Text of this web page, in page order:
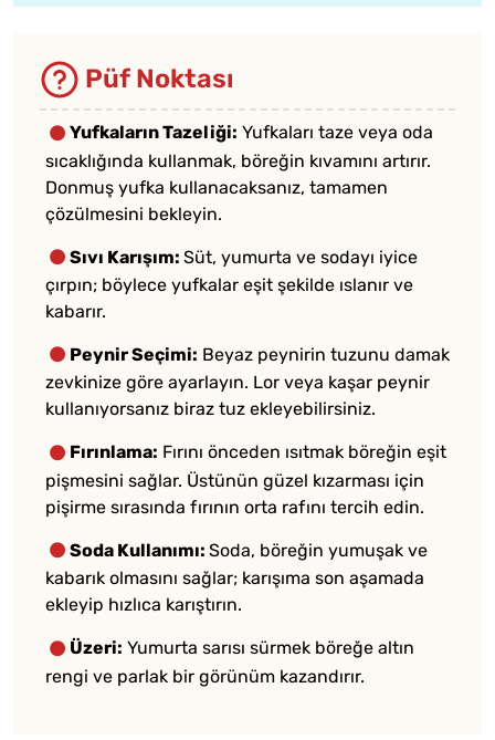
Püf Noktası
Yufkaların Tazeliği: Yufkaları taze veya oda
sıcaklığında kullanmak, böreğin kıvamını artırır.
Donmuş yufka kullanacaksanız, tamamen
çözülmesini bekleyin.
Sıvı Karışım: Süt, yumurta ve sodayı iyice
çırpın; böylece yufkalar eşit şekilde ıslanır ve
kabarır.
Peynir Seçimi: Beyaz peynirin tuzunu damak
zevkinize göre ayarlayın. Lor veya kaşar peynir
kullanıyorsanız biraz tuz ekleyebilirsiniz.
Fırınlama: Fırını önceden ısıtmak böreğin eşit
pişmesini sağlar. Üstünün güzel kızarması için
pişirme sırasında fırının orta rafını tercih edin.
Soda Kullanımı: Soda, böreğin yumuşak ve
kabarık olmasını sağlar; karışıma son aşamada
ekleyip hızlıca karıştırın.
Üzeri: Yumurta sarısı sürmek böreğe altın
rengi ve parlak bir görünüm kazandırır.